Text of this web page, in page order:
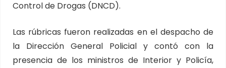
Control de Drogas (DNCD).
Las rúbricas fueron realizadas en el despacho de
la Dirección General Policial y contó con la
presencia de los ministros de Interior y Policía,